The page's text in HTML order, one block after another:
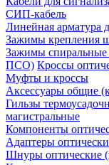
СИП-кабель
Линейная арматура
Зажимы крепления
Зажимы
ПСО) Кроссы
Муфты и кроссы
Аксессуары общие
Гильзы
магистральные
Компоненты
Адаптеры
Шнуры оптические